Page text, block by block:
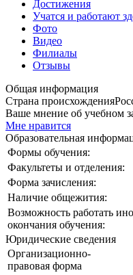
Достижения
Учатся и работают
Фото
Видео
Филиалы
Отзывы
Общая информация
Страна происхождения
Ваше мнение об учебном
Мне нравится
Образовательная
Формы обучения:
Факультеты и отделения:
Форма зачисления:
Наличие общежития:
Возможность работать
окончания обучения:
Юридические сведения
Организационно-
правовая форма